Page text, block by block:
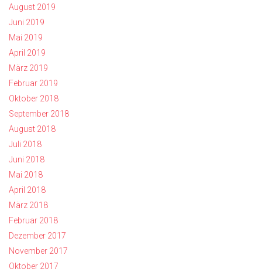
August 2019
Juni 2019
Mai 2019
April 2019
März 2019
Februar 2019
Oktober 2018
September 2018
August 2018
Juli 2018
Juni 2018
Mai 2018
April 2018
März 2018
Februar 2018
Dezember 2017
November 2017
Oktober 2017